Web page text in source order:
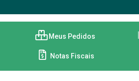
Meus Pedidos
Notas Fiscais